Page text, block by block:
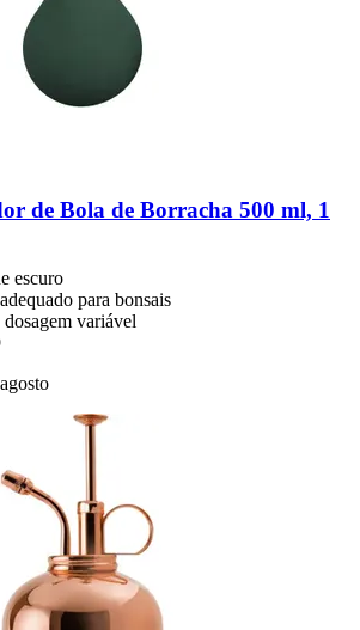
de Bola de Borracha 500 ml, 1
escuro
para bonsais
dosagem variável